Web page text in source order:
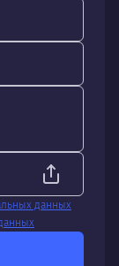
данных